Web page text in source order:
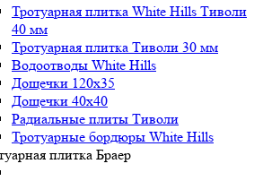
Тротуарная плитка White Hills Тиволи
40 мм
Тротуарная плитка Тиволи 30 мм
Водоотводы White Hills
Дощечки 120x35
Дощечки 40x40
Радиальные плиты Тиволи
Тротуарные бордюры White Hills
плитка Браер